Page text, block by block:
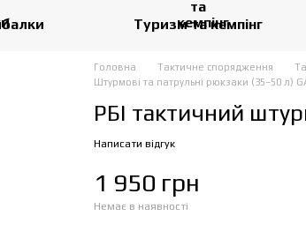
Туризм та кемпінг
Головна Тактичне спорядження
Штурмові та патрульні рюкзаки (35–50 л)
РБІ тактичний
Написати відгук
1 950 грн
Немає в наявності